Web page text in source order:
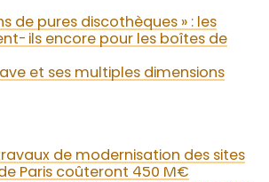
de pures discothèques » : les
ils encore pour les boîtes de
et ses multiples dimensions
de modernisation des sites
Paris coûteront 450 M€